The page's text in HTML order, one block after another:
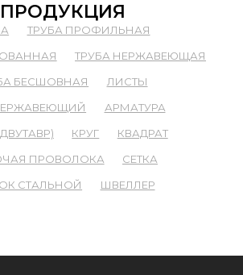
ПРОДУКЦИЯ
ТРУБА ПРОФИЛЬНАЯ
ТРУБА НЕРЖАВЕЮЩАЯ
БЕСШОВНАЯ
ЛИСТЫ
АРМАТУРА
КРУГ
КВАДРАТ
ПРОВОЛОКА
СЕТКА
СТАЛЬНОЙ
ШВЕЛЛЕР